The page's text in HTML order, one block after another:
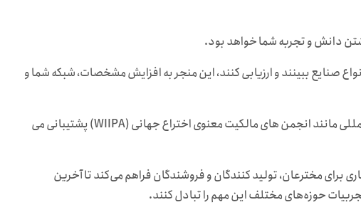
دانش و تجربه شما خواهد بود.
صنایع ببینند و ارزیابی کنند، این منجر به افزایش مشخصات، شبکه شما و
جوایز این نمایشگاه، توسط بسیاری از نمایندگان بین المللی مانند انجمن های مالکیت معنوی اختراع جهانی (WIIPA) پشتیبانی می
اختراع ۲۰۲۴ یک پلت فرم تجاری برای مخترعان، تولید کنندگان و فروشندگان فراهم می‌کند تا آخرین
حوزه‌های مختلف این مهم را تبادل کنند.